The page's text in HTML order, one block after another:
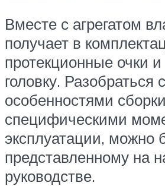
Вместе с агрегатом
получает в
протекционные очки
головку. Разобраться с
особенностями
специфическими
эксплуатации, можно
представленному на
руководстве.